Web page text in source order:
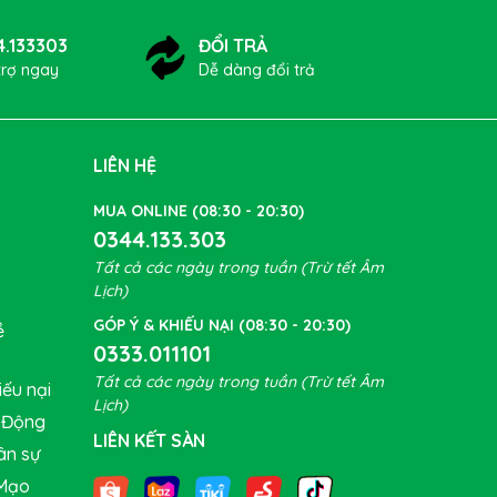
ngay
ĐỔI TRẢ
Dễ dàng đổi trả
nại
sự
LIÊN HỆ
MUA ONLINE (08:30 - 20:30)
0344.133.303
Tất cả các ngày trong tuần (Trừ tết Âm
Lịch)
GÓP Ý & KHIẾU NẠI (08:30 - 20:30)
0333.011101
Tất cả các ngày trong tuần (Trừ tết Âm
Lịch)
LIÊN KẾT SÀN